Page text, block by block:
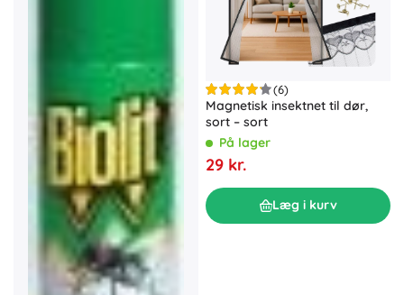
(6)
Magnetisk insektnet til dør,
sort – sort
På lager
29 kr.
Læg i kurv